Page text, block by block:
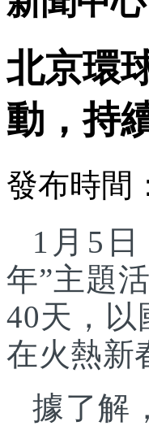
北京環
動，持
發布時間
1月5
年”主題
40天，
在火熱新
據了解